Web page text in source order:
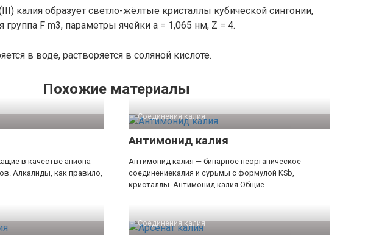
калия образует светло-жёлтые кристаллы кубической сингонии,
группа F m3, параметры ячейки a = 1,065 нм, Z = 4.
в воде, растворяется в соляной кислоте.
Похожие материалы
в качестве аниона
Алкалиды, как правило,
Соединения калия‎
Антимонид калия
Антимонид калия — бинарное неорганическое
соединениекалия и сурьмы с формулой KSb,
кристаллы. Антимонид калия Общие
Соединения калия‎